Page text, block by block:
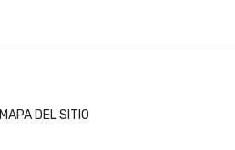
MAPA DEL SITIO